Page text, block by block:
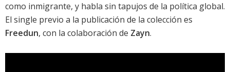
como inmigrante, y habla sin tapujos de la política global.
El single previo a la publicación de la colección es
Freedun, con la colaboración de Zayn.